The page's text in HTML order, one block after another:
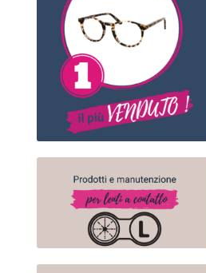
Spray per occhiali 50 ml
€ 3,50